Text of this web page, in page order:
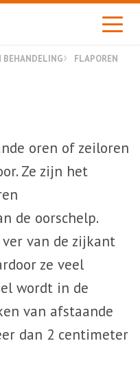
BEHANDELING FLAPOREN
oren of zeiloren
Ze zijn het
de oorschelp.
van de zijkant
ze veel
wordt in de
van afstaande
dan 2 centimeter